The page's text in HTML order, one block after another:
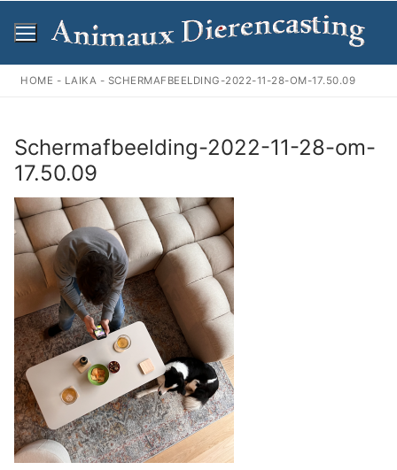
naar
inhoud
HOME - LAIKA - SCHERMAFBEELDING-2022-11-28-OM-17.50.09
Schermafbeelding-2022-11-28-om-
17.50.09